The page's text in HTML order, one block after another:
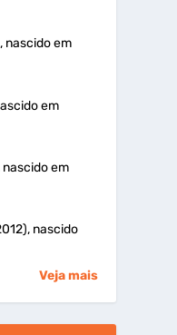
nascido em
em
em
nascido
Veja mais